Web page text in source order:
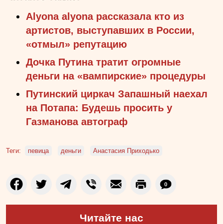
Alyona alyona рассказала кто из
артистов, выступавших в России,
«отмыл» репутацию
Дочка Путина тратит огромные
деньги на «вампирские» процедуры
Путинский циркач Запашный наехал
на Потапа: Будешь просить у
Газманова автограф
Теги: певица деньги Анастасия Приходько
0
Читайте нас